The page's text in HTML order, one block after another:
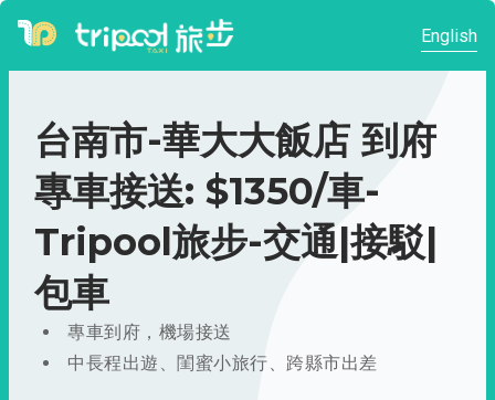
English
台南市-華大大飯店 到府
專車接送: $1350/車-
Tripool旅步-交通|接駁|
包車
專車到府，機場接送
中長程出遊、閨蜜小旅行、跨縣市出差